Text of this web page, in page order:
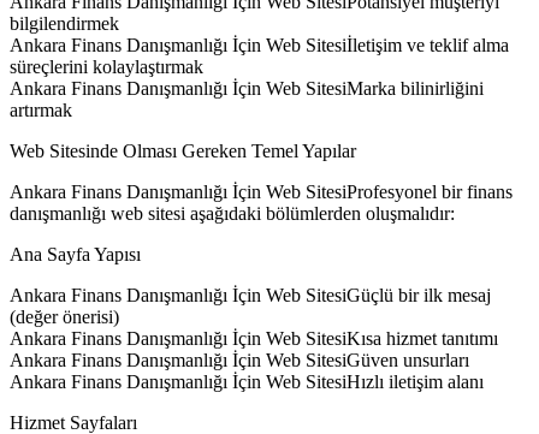
bilgilendirmek
Ankara Finans Danışmanlığı İçin Web Sitesiİletişim ve teklif alma
süreçlerini kolaylaştırmak
Ankara Finans Danışmanlığı İçin Web SitesiMarka bilinirliğini
artırmak
Web Sitesinde Olması Gereken Temel Yapılar
Ankara Finans Danışmanlığı İçin Web SitesiProfesyonel bir finans
danışmanlığı web sitesi aşağıdaki bölümlerden oluşmalıdır:
Ana Sayfa Yapısı
Ankara Finans Danışmanlığı İçin Web SitesiGüçlü bir ilk mesaj
(değer önerisi)
Ankara Finans Danışmanlığı İçin Web SitesiKısa hizmet tanıtımı
Ankara Finans Danışmanlığı İçin Web SitesiGüven unsurları
Ankara Finans Danışmanlığı İçin Web SitesiHızlı iletişim alanı
Hizmet Sayfaları